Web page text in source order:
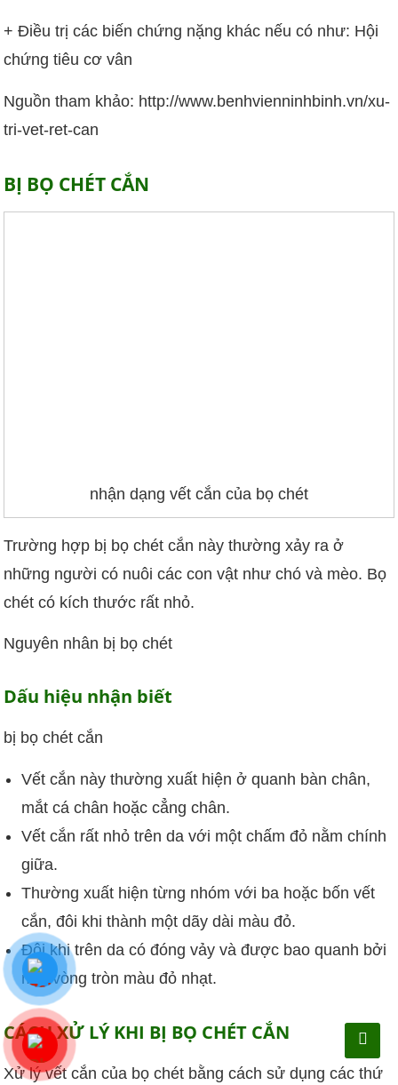
+ Điều trị các biến chứng nặng khác nếu có như: Hội
chứng tiêu cơ vân
Nguồn tham khảo: http://www.benhvienninhbinh.vn/xu-
tri-vet-ret-can
BỊ BỌ CHÉT CẮN
nhận dạng vết cắn của bọ chét
Trường hợp bị bọ chét cắn này thường xảy ra ở
những người có nuôi các con vật như chó và mèo. Bọ
chét có kích thước rất nhỏ.
Nguyên nhân bị bọ chét
Dấu hiệu nhận biết
bị bọ chét cắn
Vết cắn này thường xuất hiện ở quanh bàn chân,
mắt cá chân hoặc cẳng chân.
Vết cắn rất nhỏ trên da với một chấm đỏ nằm chính
giữa.
Thường xuất hiện từng nhóm với ba hoặc bốn vết
cắn, đôi khi thành một dãy dài màu đỏ.
Đôi khi trên da có đóng vảy và được bao quanh bởi
một vòng tròn màu đỏ nhạt.
CÁCH XỬ LÝ KHI BỊ BỌ CHÉT CẮN
Xử lý vết cắn của bọ chét bằng cách sử dụng các thứ